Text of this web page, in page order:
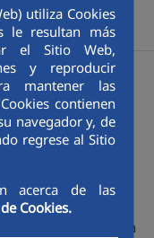
utiliza Cookies
le resultan más
el Sitio Web,
y reproducir
mantener las
contienen
navegador y, de
regrese al Sitio
acerca de las
Cookies.
Saludable / Vive
/
de nuestra plantilla